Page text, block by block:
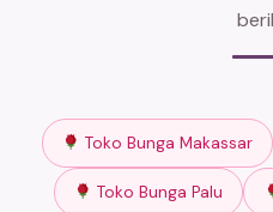
Toko Bunga Makassar
Toko Bunga Palu